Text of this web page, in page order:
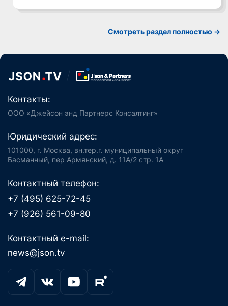
Смотреть раздел полностью ->
Контакты:
ООО «Джейсон энд Партнерс Консалтинг»
Юридический адрес:
101000, г. Москва, вн.тер.г. муниципальный округ
Басманный, пер Армянский, д. 11А/2 стр. 1А
Контактный телефон:
+7 (495) 625-72-45
+7 (926) 561-09-80
Контактный e-mail:
news@json.tv